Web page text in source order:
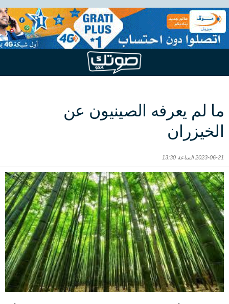
ما لم يعرفه الصينيون عن
الخيزران
2023-06-21 الساعة 13:30